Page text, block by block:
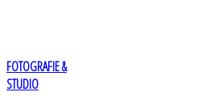
FOTOGRAFIE &
STUDIO